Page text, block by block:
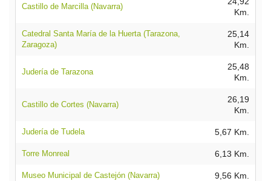
Castillo de Marcilla (Navarra)
Km.
Catedral Santa María de la Huerta (Tarazona,
Zaragoza)
25,14
Km.
Judería de Tarazona
25,48
Km.
Castillo de Cortes (Navarra)
26,19
Km.
Judería de Tudela 5,67 Km.
Torre Monreal 6,13 Km.
Museo Municipal de Castejón (Navarra) 9,56 Km.